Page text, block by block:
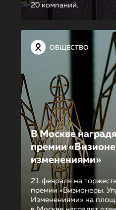
20 компаний.
ОБЩЕСТВО
В Москве
премии
изменениями»
21 февраля на
премии «Визионеры.
Изменениями» на